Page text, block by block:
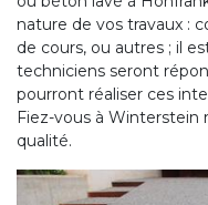
nature de vos travaux :
de cours, ou autres ; il
techniciens seront
pourront réaliser ces
Fiez-vous à Winterstein
qualité.